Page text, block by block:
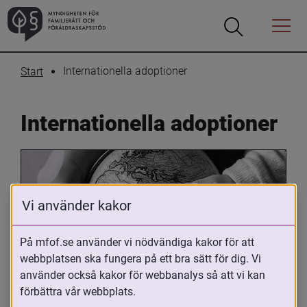
Öppna
Öppna
Menyn
Start Internationella adoptioner
Internationella adoptioner
Oavsett om du är adopterad,
adoptivförälder eller arbetar med
Vi använder kakor
På mfof.se använder vi nödvändiga kakor för att
webbplatsen ska fungera på ett bra sätt för dig. Vi
använder också kakor för webbanalys så att vi kan
förbättra vår webbplats.